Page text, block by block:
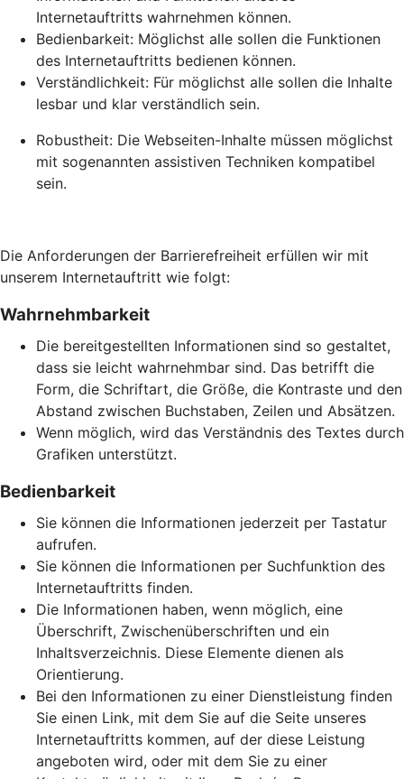
Internetauftritts wahrnehmen können.
Bedienbarkeit: Möglichst alle sollen die Funktionen
des Internetauftritts bedienen können.
Verständlichkeit: Für möglichst alle sollen die Inhalte
lesbar und klar verständlich sein.
Robustheit: Die Webseiten-Inhalte müssen möglichst
mit sogenannten assistiven Techniken kompatibel
sein.
Die Anforderungen der Barrierefreiheit erfüllen wir mit
unserem Internetauftritt wie folgt:
Wahrnehmbarkeit
Die bereitgestellten Informationen sind so gestaltet,
dass sie leicht wahrnehmbar sind. Das betrifft die
Form, die Schriftart, die Größe, die Kontraste und den
Abstand zwischen Buchstaben, Zeilen und Absätzen.
Wenn möglich, wird das Verständnis des Textes durch
Grafiken unterstützt.
Bedienbarkeit
Sie können die Informationen jederzeit per Tastatur
aufrufen.
Sie können die Informationen per Suchfunktion des
Internetauftritts finden.
Die Informationen haben, wenn möglich, eine
Überschrift, Zwischenüberschriften und ein
Inhaltsverzeichnis. Diese Elemente dienen als
Orientierung.
Bei den Informationen zu einer Dienstleistung finden
Sie einen Link, mit dem Sie auf die Seite unseres
Internetauftritts kommen, auf der diese Leistung
angeboten wird, oder mit dem Sie zu einer